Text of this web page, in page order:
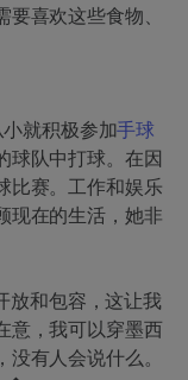
喜欢这些食物、
就积极参加手球
球队中打球。在因
比赛。工作和娱乐
现在的生活，她非
放和包容，这让我
意，我可以穿墨西
有人会说什么。